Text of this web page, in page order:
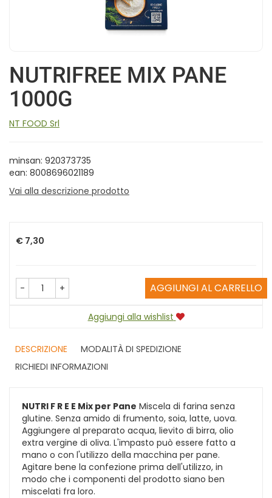
NUTRIFREE MIX PANE
1000G
NT FOOD Srl
minsan: 920373735
ean: 8008696021189
Vai alla descrizione prodotto
Prezzo
€ 7,30
- + AGGIUNGI AL CARRELLO
Aggiungi alla wishlist
DESCRIZIONE
MODALITÀ DI SPEDIZIONE
RICHIEDI INFORMAZIONI
NUTRI F R E E Mix per Pane Miscela di farina senza
glutine. Senza amido di frumento, soia, latte, uova.
Aggiungere al preparato acqua, lievito di birra, olio
extra vergine di oliva. L'impasto può essere fatto a
mano o con l'utilizzo della macchina per pane.
Agitare bene la confezione prima dell'utilizzo, in
modo che i componenti del prodotto siano ben
miscelati fra loro.